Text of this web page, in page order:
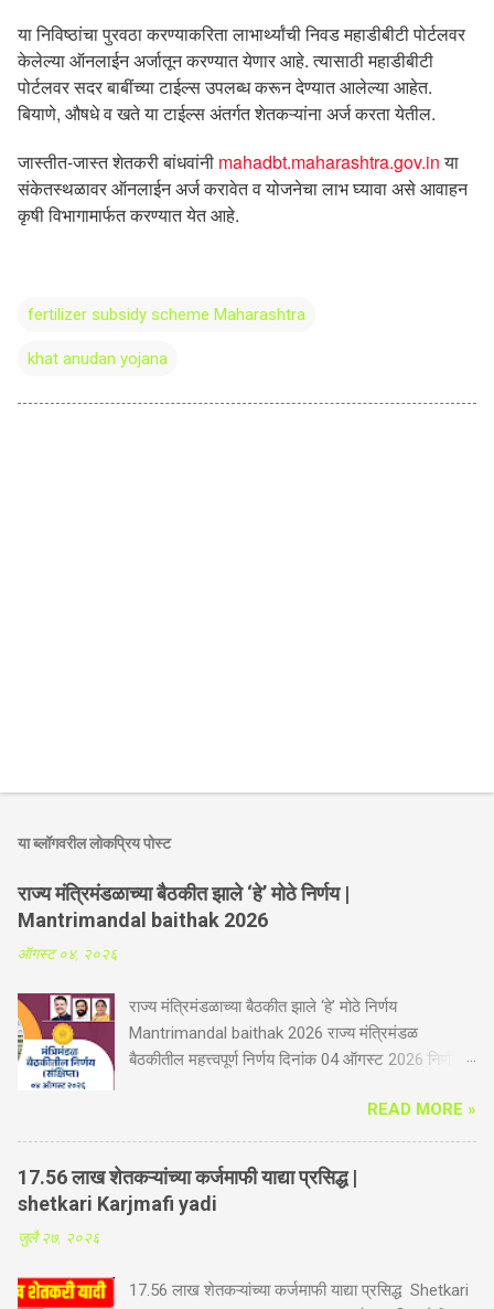
या निविष्ठांचा पुरवठा करण्याकरिता लाभार्थ्यांची निवड महाडीबीटी पोर्टलवर
केलेल्या ऑनलाईन अर्जातून करण्यात येणार आहे. त्यासाठी महाडीबीटी
पोर्टलवर सदर बाबींच्या टाईल्स उपलब्ध करून देण्यात आलेल्या आहेत.
बियाणे, औषधे व खते या टाईल्स अंतर्गत शेतकऱ्यांना अर्ज करता येतील.
जास्तीत-जास्त शेतकरी बांधवांनी mahadbt.maharashtra.gov.inया
संकेतस्थळावर ऑनलाईन अर्ज करावेत व योजनेचा लाभ घ्यावा असे आवाहन
कृषी विभागामार्फत करण्यात येत आहे.
fertilizer subsidy scheme Maharashtra
khat anudan yojana
या ब्लॉगवरील लोकप्रिय पोस्ट
राज्य मंत्रिमंडळाच्या बैठकीत झाले ‘हे’ मोठे निर्णय |
Mantrimandal baithak 2026
ऑगस्ट ०४, २०२६
राज्य मंत्रिमंडळाच्या बैठकीत झाले ‘हे’ मोठे निर्णय
Mantrimandal baithak 2026 राज्य मंत्रिमंडळ
बैठकीतील महत्त्वपूर्ण निर्णय दिनांक 04 ऑगस्ट 2026 निर्णय
सुरक्षा सानुग्रह अनुदान योजनेस आणखी तीन वर्षाची मुदतवाढ.
आता योजनेत भूमिहीन शेतमजूर व महिला शेतकऱ्यांचा समावेश
होणार. महिला शेतकरी सक्षमीकरण कायद्यामुळे दिलासा. यापूर्वी
ही योजना कुटुंबातील दोनच सदस्यांना लागू होती, आता ही
योजना शेतकऱ्यांच्या कुटुंबातील सर्व सदस्यांना लागू होणार आहे.
रस्त्यावरील अपघात, वाहन अपघात, तसेच, अन्य कोणत्याही
READ MORE »
17.56 लाख शेतकऱ्यांच्या कर्जमाफी याद्या प्रसिद्ध |
shetkari Karjmafi yadi
जुलै २७, २०२६
17.56 लाख शेतकऱ्यांच्या कर्जमाफी याद्या प्रसिद्ध Shetkari